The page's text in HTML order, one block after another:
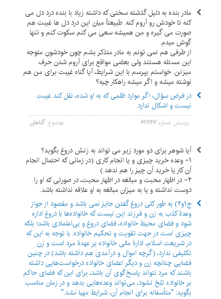
مادر بنده به دلیل گذشته سختی که داشته زیاد با بنده درد دل می
کنه تا خودش رو آروم کنه. طبیعتاً میان این درد دل ها غیبت هم
صورت می گیره و من همیشه سعی می کنم سکوت کنم و تنها
گوش میدم.
از طرفی هم نمی تونم به مادر متذکر بشم چون خودشون متوجه
این مسئله هستند ولی بعضی مواقع برای آروم شدن حرف
میزنن. خواستم بپرسم با این شرایط، آیا گناه غیبت برای من هم
نوشته میشه و اگر میشه راهکار چیه؟
در فرض سؤال، اگر موارد ظلمی که به او شده، نقل کند غیبت
نیست و اشکال ندارد.
پرسش شماره ۶۹۷۶۷ موضوع: گناهان
آیا شوهر برای دو مورد زیر می تواند به زنش دروغ بگوید؟
۱- وعده خرید چیزی و یا انجام کاری (در زمانی که احتمال انجام
آن کار یا خرید آن چیز را هم ندهد.)
۲- در اظهار محبت و مبالغه در اظهار محبت، در صورتی که او را
دوست نداشته و یا به میزان مبالغه به او علاقه نداشته باشد.
ج۱و۲) به طور کلی دروغ گفتن جایز نمی باشد و مقصود از جواز
وعدۀ کذب به زن و فرزند این نیست که خانواده‌ها با دروغ اداره
شود و فضای محیط خانواده، فضای دروغ و بی‌اعتمادی باشد؛ بلکه
چیزی است در جهت تقویت و تحکیم خانواده. با توجه به این که
در شریعت اسلام، ادارۀ مالی خانواده بر عهدۀ مرد است و زن
تکلیفی ندارد، (گرچه اموال و درآمدی هم داشته باشد) در چنین
فضایی چنانچه زن و دیگر اعضای خانواده درخواست‌‌هایی داشته
باشند که مرد نتواند پاسخ‌‌گوی آن باشد، برای این که فضای حاکم
بر خانواده تلخ نشود، می‌‌تواند وعده‌‌هایی بدهد و در زمان مناسب
بگوید: "متأسفانه برای انجام آن، شرایط مهیا نشد."